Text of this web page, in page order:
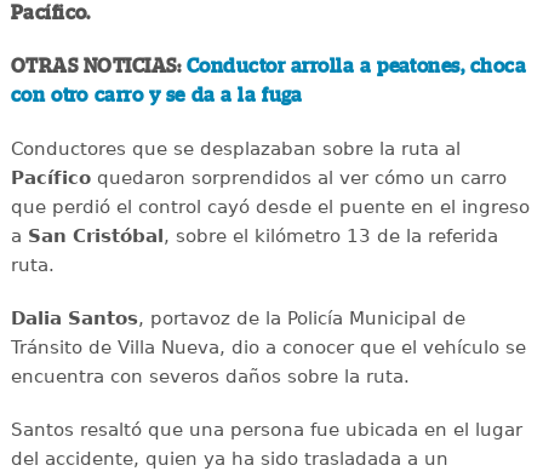
Pacífico.
OTRAS NOTICIAS: Conductor arrolla a peatones, choca
con otro carro y se da a la fuga
Conductores que se desplazaban sobre la ruta al
Pacíficoquedaron sorprendidos al ver cómo un carro
que perdió el control cayó desde el puente en el ingreso
a San Cristóbal, sobre el kilómetro 13 de la referida
ruta.
Dalia Santos, portavoz de la Policía Municipal de
Tránsito de Villa Nueva, dio a conocer que el vehículo se
encuentra con severos daños sobre la ruta.
Santos resaltó que una persona fue ubicada en el lugar
del accidente, quien ya ha sido trasladada a un